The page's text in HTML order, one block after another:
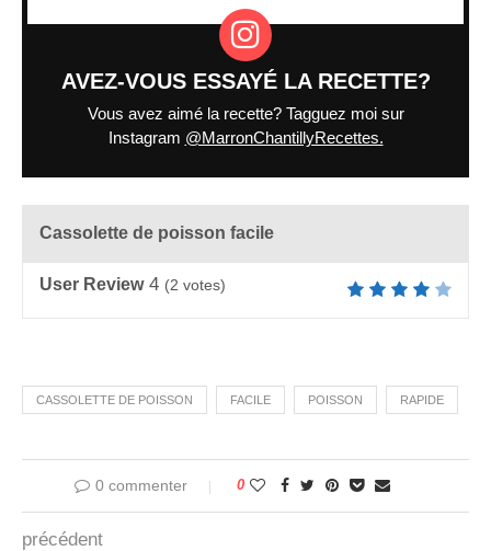
AVEZ-VOUS ESSAYÉ LA RECETTE?
Vous avez aimé la recette? Tagguez moi sur
Instagram @MarronChantillyRecettes.
Cassolette de poisson facile
User Review 4 (2 votes)
CASSOLETTE DE POISSON FACILE POISSON RAPIDE
0 commenter 0
précédent